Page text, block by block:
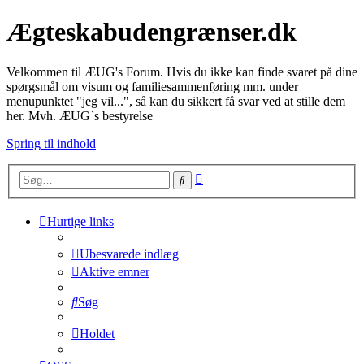
Ægteskabudengrænser.dk
Velkommen til ÆUG's Forum. Hvis du ikke kan finde svaret på dine
spørgsmål om visum og familiesammenføring mm. under
menupunktet "jeg vil...", så kan du sikkert få svar ved at stille dem
her. Mvh. ÆUG`s bestyrelse
Spring til indhold
Søg
Hurtige links
Ubesvarede indlæg
Aktive emner
Søg
Holdet